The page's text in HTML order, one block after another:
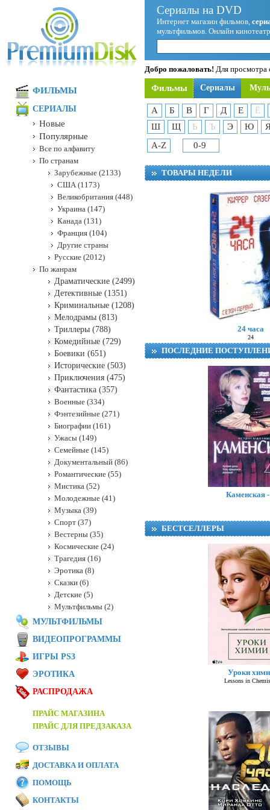
Сериалы на DVD
Интернет магазин фильмов,
мультфильмов. Онлайн
Добро пожаловать! Для просмотра
Фильмы Сериалы
А Б В Г Д Е
Ё
Ш
Щ Ь Ъ Э Ю
A-Z
0-9
ТОВАРЫ НЕДЕЛИ
24 часа
24
ПОСЛЕДНИЕ
Каменская
БЕСТСЕЛЛЕРЫ
Уроки
Lessons in
ФИЛЬМЫ
СЕРИАЛЫ
Новые
Популярные
Все по алфавиту
По странам
Зарубежные (2133)
США (1173)
Великобритания (448)
Украина (147)
Канада (131)
Франция (104)
Другие страны
Русские (2012)
По жанрам
Драматические (2499)
Детективные (1351)
Криминальные (1208)
Мелодрамы (813)
Триллеры (788)
Комедийные (729)
Боевики (651)
Исторические (503)
Приключения (475)
Фантастика (357)
Военные (334)
Фэнтезийные (271)
Биографии (161)
Ужасы (149)
Семейные (145)
Документальный (86)
Романтические (55)
Мистика (52)
Молодежные (41)
Музыка (39)
Спорт (37)
Вестерны (35)
Космические (24)
Трагедия (16)
Эротика (8)
Сказки (6)
Детские (5)
Мультфильмы (2)
МУЛЬТФИЛЬМЫ
ВИДЕОПРОГРАММЫ
ИГРЫ PS3
ЭРОТИКА
РАСПРОДАЖА
ПРАЙС МАГАЗИНА
ПРАЙС ДЛЯ ПРЕДЗАКАЗА
ОТЗЫВЫ
ДОСТАВКА И ОПЛАТА
ПОМОЩЬ
КОНТАКТЫ